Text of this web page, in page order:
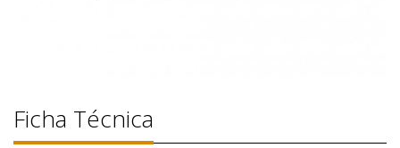
Ficha Técnica